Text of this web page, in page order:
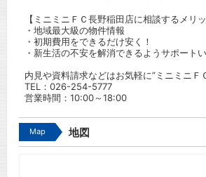
【ミニミニＦＣ長野稲田店に相談するメリッ
・地域最大級の物件情報
・初期費用をできるだけ安く！
・新生活の不安を解消できるようサポート
内見や資料請求などはお気軽に”ミニミニＦ
TEL： 026-254-5777
営業時間：10:00～18:00
Map 地図